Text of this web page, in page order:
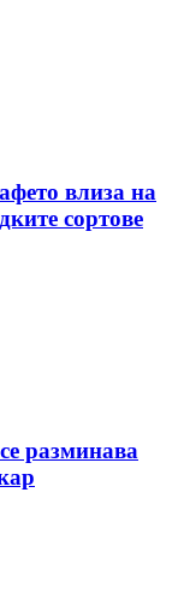
влиза на
сортове
разминава